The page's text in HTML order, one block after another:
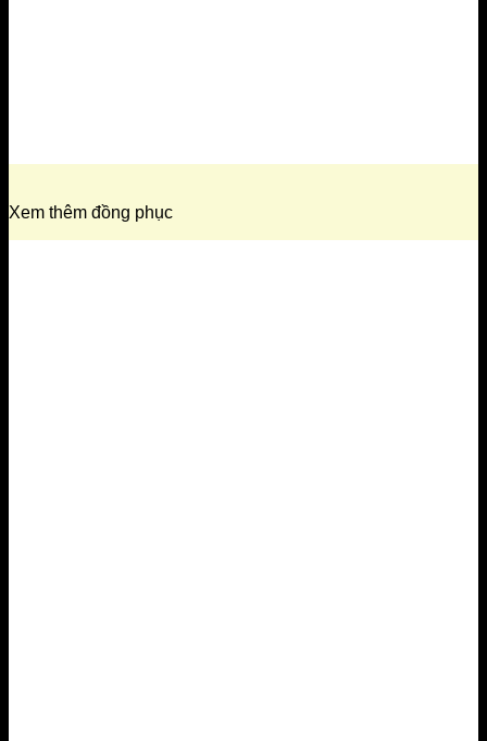
Xem thêm đồng phục